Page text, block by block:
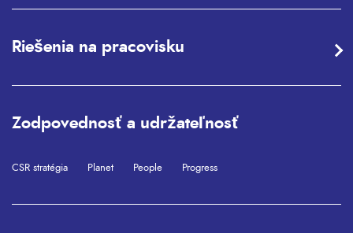
Riešenia na pracovisku
Zodpovednosť a udržateľnosť
CSR stratégia Planet People Progress